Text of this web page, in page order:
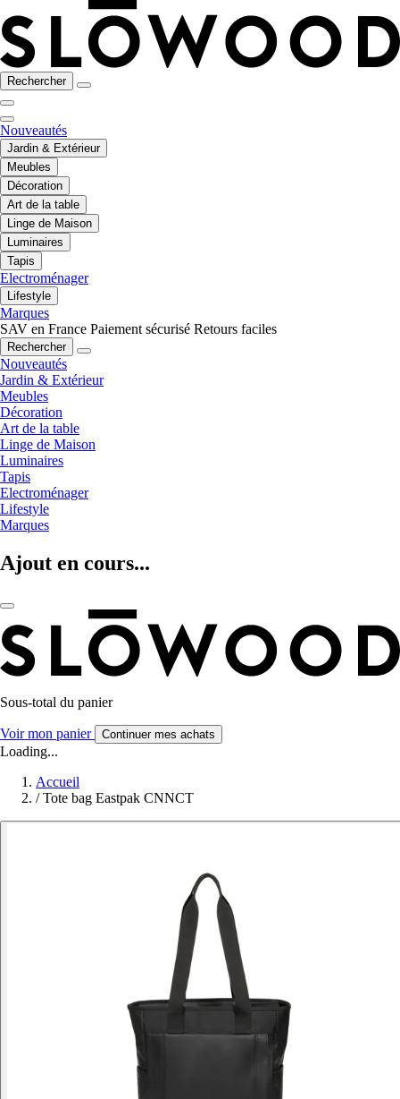
Rechercher
Nouveautés
Jardin & Extérieur
Meubles
Décoration
Art de la table
Linge de Maison
Luminaires
Tapis
Electroménager
Lifestyle
Marques
SAV en France Paiement sécurisé Retours faciles
Rechercher
Nouveautés
Jardin & Extérieur
Meubles
Décoration
Art de la table
Linge de Maison
Luminaires
Tapis
Electroménager
Lifestyle
Marques
Ajout en cours...
Sous-total du panier
Voir mon panier Continuer mes achats
Loading...
Accueil
/ Tote bag Eastpak CNNCT